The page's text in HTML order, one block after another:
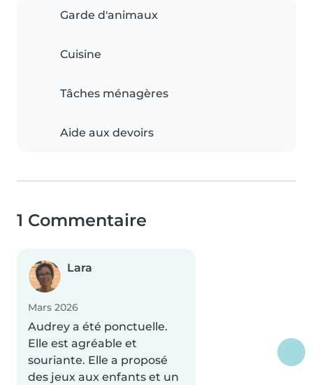
Garde d'animaux
Cuisine
Tâches ménagères
Aide aux devoirs
1 Commentaire
Lara
Mars 2026
Audrey a été ponctuelle.
Elle est agréable et
souriante. Elle a proposé
des jeux aux enfants et un